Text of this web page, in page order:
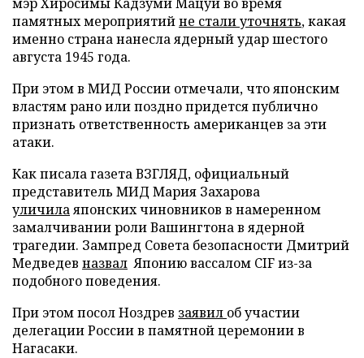
памятных мероприятийне стали уточнять, какая
именно страна нанесла ядерный удар шестого
августа 1945 года.
При этом в МИД России отмечали, что японским
властям рано или поздно придется публично
признать ответственность американцев за эти
атаки.
Как писала газета ВЗГЛЯД, официальный
представитель МИД Мария Захарова
уличилаяпонских чиновников в намеренном
замалчивании роли Вашингтона в ядерной
трагедии. Зампред Совета безопасности Дмитрий
Медведев назвал Японию вассалом CIF из-за
подобного поведения.
При этом посол Ноздрев заявил об участии
делегации России в памятной церемонии в
Нагасаки.